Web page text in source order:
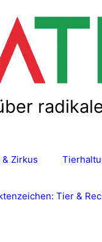
& Zirkus
Tier &